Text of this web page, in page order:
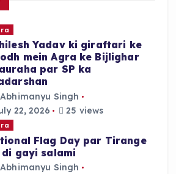
Yadav ki giraftari ke
mein Agra ke Bijlighar
par SP ka
Abhimanyu Singh
22, 2026
25 views
Flag Day par Tirange
di gayi salami
Abhimanyu Singh